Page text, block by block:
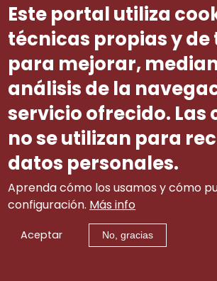
CONSIDERACIÓN ESPECÍFICA
UNÁNIME SOBRE A
NORMA DA ORGANIZACIÓN
UGT-GALICIA:
Exposición de motivos.
No cuarto parágrafo da
de motivos, na referencia ao
acadado na Mesa 1 do Diálogo
Social en Galicia, figura a
accións específicas dirixidas a
acelerar o ritmo de creación
postos de traballo,
fundamentalmente estables,
Este portal utiliza
técnicas propias y de
para mejorar,
análisis de la
servicio ofrecido. Las
no se utilizan para
datos personales.
Aprenda cómo los usamos y cómo
configuración. Más info
Aceptar No, gracias